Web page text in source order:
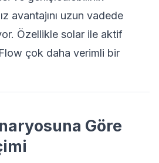
avantajını uzun vadede
Özellikle solar ile aktif
çok daha verimli bir
Göre